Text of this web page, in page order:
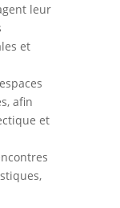
leur
et
afin
et